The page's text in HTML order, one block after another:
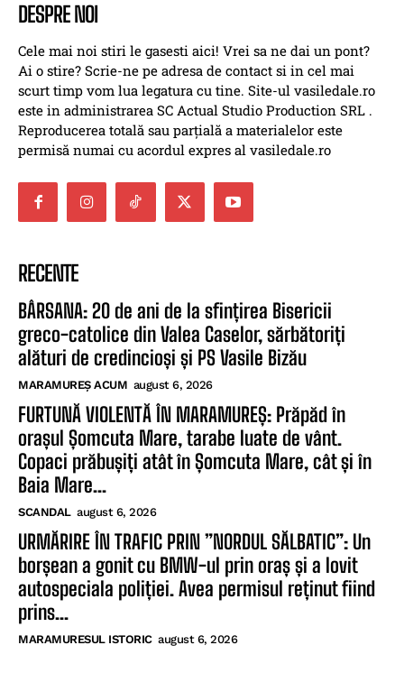
DESPRE NOI
Cele mai noi stiri le gasesti aici! Vrei sa ne dai un pont?
Ai o stire? Scrie-ne pe adresa de contact si in cel mai
scurt timp vom lua legatura cu tine. Site-ul vasiledale.ro
este in administrarea SC Actual Studio Production SRL .
Reproducerea totală sau parțială a materialelor este
permisă numai cu acordul expres al vasiledale.ro
RECENTE
BÂRSANA: 20 de ani de la sfințirea Bisericii
greco-catolice din Valea Caselor, sărbătoriți
alături de credincioși și PS Vasile Bizău
MARAMUREȘ ACUM august 6, 2026
FURTUNĂ VIOLENTĂ ÎN MARAMUREȘ: Prăpăd în
orașul Șomcuta Mare, tarabe luate de vânt.
Copaci prăbușiți atât în Șomcuta Mare, cât și în
Baia Mare...
SCANDAL august 6, 2026
URMĂRIRE ÎN TRAFIC PRIN ”NORDUL SĂLBATIC”: Un
borșean a gonit cu BMW-ul prin oraș și a lovit
autospeciala poliției. Avea permisul reținut fiind
prins...
MARAMURESUL ISTORIC august 6, 2026